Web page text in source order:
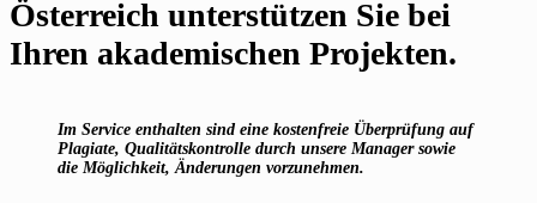
Österreich unterstützen Sie bei
Ihren akademischen Projekten.
Im Service enthalten sind eine kostenfreie Überprüfung auf
Plagiate, Qualitätskontrolle durch unsere Manager sowie
die Möglichkeit, Änderungen vorzunehmen.